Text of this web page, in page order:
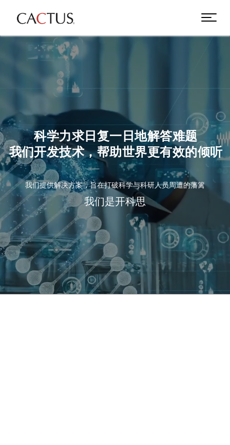
科学力求日复一日地解答难题
我们开发技术，帮助世界更有效的倾听
我们提供解决方案，旨在打破科学与科研人员周遭的藩篱
我们是开科思